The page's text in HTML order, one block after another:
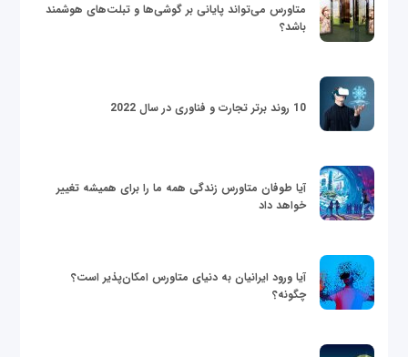
متاورس می‌تواند پایانی بر گوشی‌ها و تبلت‌های هوشمند
باشد؟
10 روند برتر تجارت و فناوری در سال 2022
آیا طوفان متاورس زندگی همه ما را برای همیشه تغییر
خواهد داد
آیا ورود ایرانیان به دنیای متاورس امکان‌پذیر است؟
چگونه؟